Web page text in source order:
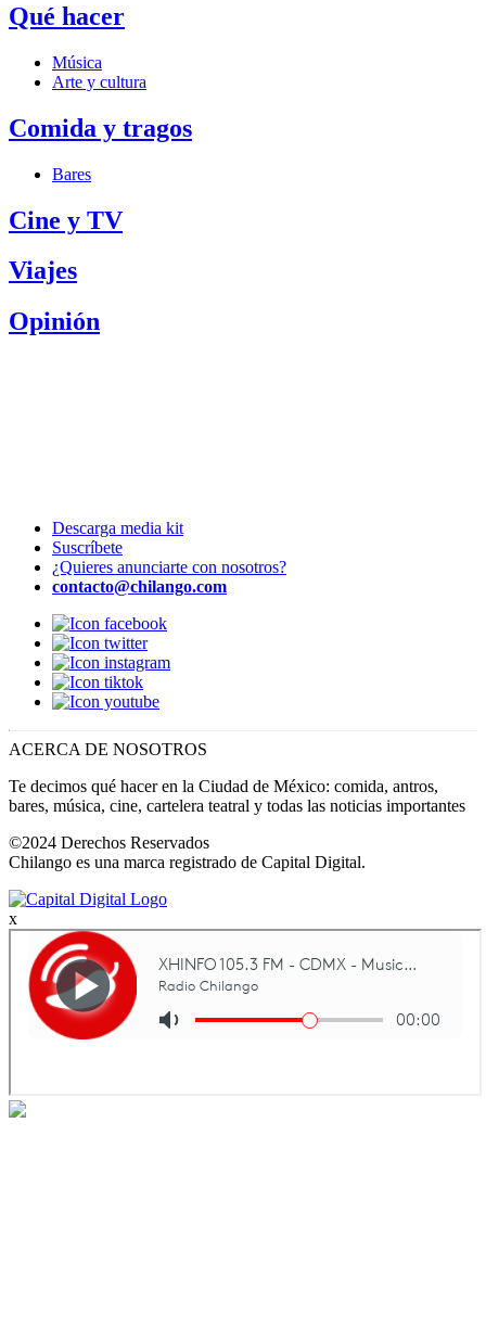
Qué hacer
Música
Arte y cultura
Comida y tragos
Bares
Cine y TV
Viajes
Opinión
Descarga media kit
Suscríbete
¿Quieres anunciarte con nosotros?
contacto@chilango.com
ACERCA DE NOSOTROS
Te decimos qué hacer en la Ciudad de México: comida, antros,
bares, música, cine, cartelera teatral y todas las noticias importantes
©2024 Derechos Reservados
Chilango es una marca registrado de Capital Digital.
x